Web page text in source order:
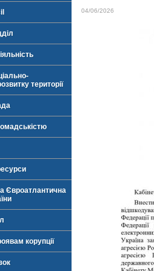
території
Євроатлантична
корупції
04/06/2026